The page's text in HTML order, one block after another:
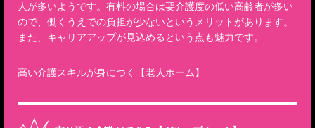
人が多いようです。有料の場合は要介護度の低い高齢者が多い
ので、働くうえでの負担が少ないというメリットがあります。
また、キャリアアップが見込めるという点も魅力です。
高い介護スキルが身につく【老人ホーム】